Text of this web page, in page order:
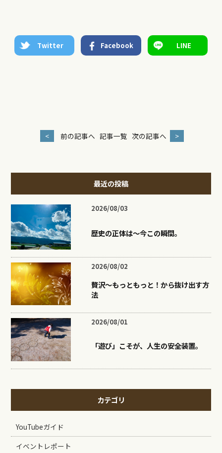
Twitter Facebook LINE
< 前の記事へ 記事一覧 次の記事へ >
最近の投稿
2026/08/03
歴史の正体は〜今この瞬間。
2026/08/02
贅沢〜もっともっと！から抜け出す方
法
2026/08/01
「遊び」こそが、人生の安全装置。
カテゴリ
YouTubeガイド
イベントレポート